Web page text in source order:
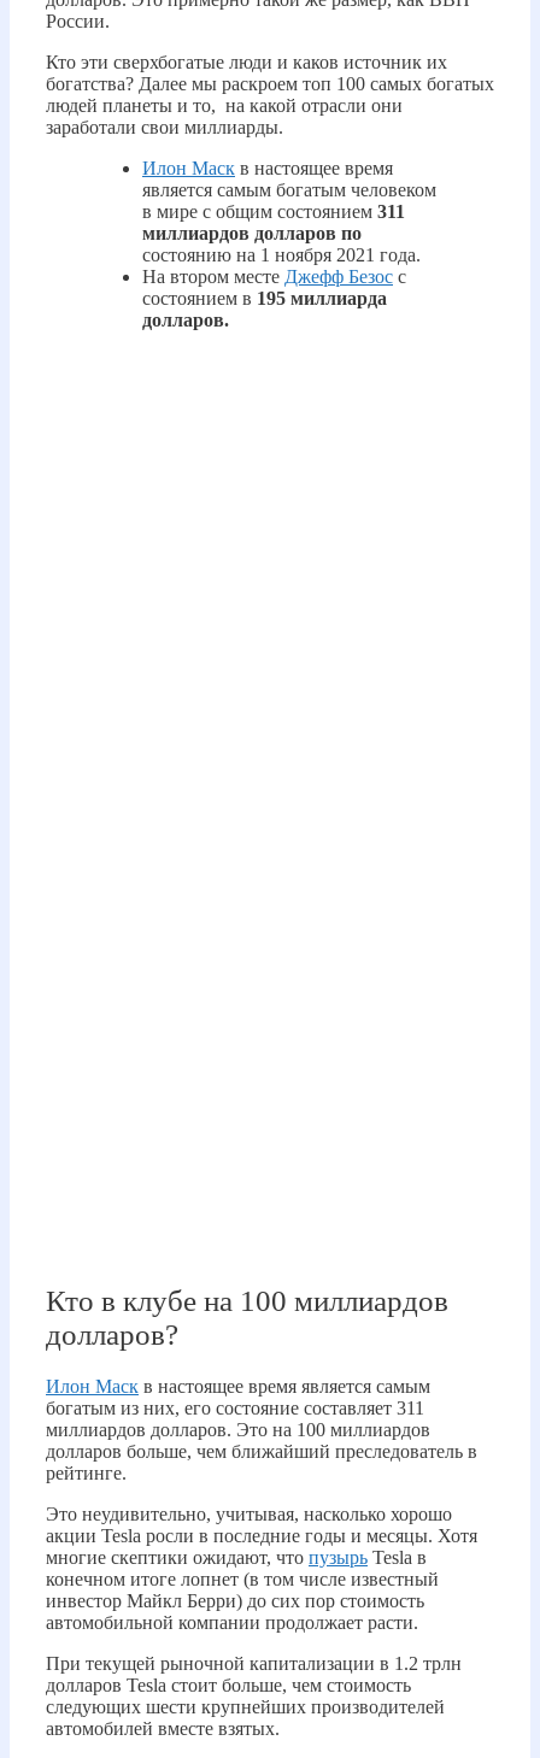
России.
Кто эти сверхбогатые люди и каков источник их
богатства? Далее мы раскроем топ 100 самых богатых
людей планеты и то, на какой отрасли они
заработали свои миллиарды.
Илон Маск в настоящее время
является самым богатым человеком
в мире с общим состоянием 311
миллиардов долларов по
состоянию на 1 ноября 2021 года.
На втором месте Джефф Безос с
состоянием в 195 миллиарда
долларов.
Кто в клубе на 100 миллиардов
долларов?
Илон Маск в настоящее время является самым
богатым из них, его состояние составляет 311
миллиардов долларов. Это на 100 миллиардов
долларов больше, чем ближайший преследователь в
рейтинге.
Это неудивительно, учитывая, насколько хорошо
акции Tesla росли в последние годы и месяцы. Хотя
многие скептики ожидают, что пузырь Tesla в
конечном итоге лопнет (в том числе известный
инвестор Майкл Берри) до сих пор стоимость
автомобильной компании продолжает расти.
При текущей рыночной капитализации в 1.2 трлн
долларов Tesla стоит больше, чем стоимость
следующих шести крупнейших производителей
автомобилей вместе взятых.